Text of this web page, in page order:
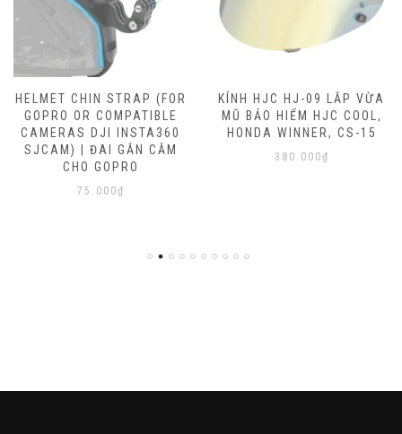
HELMET CHIN STRAP (FOR
GOPRO OR COMPATIBLE
CAMERAS DJI INSTA360
SJCAM) | ĐAI GẮN CẰM
CHO GOPRO
75.000₫
KÍNH HJC HJ-09 LẮP VỪA
MŨ BẢO HIỂM HJC COOL,
HONDA WINNER, CS-15
380.000₫